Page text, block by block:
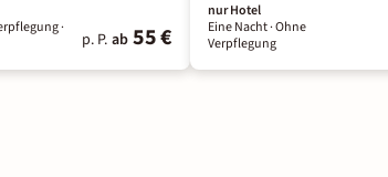
·
p. P. ab 55 €
nur Hotel
Eine Nacht· Ohne
Verpflegung